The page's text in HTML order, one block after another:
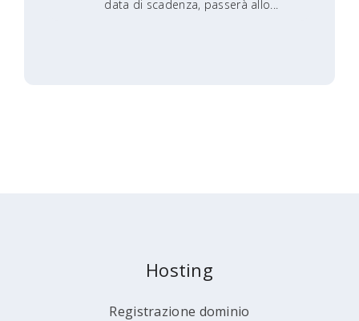
data di scadenza, passerà allo...
Hosting
Registrazione dominio